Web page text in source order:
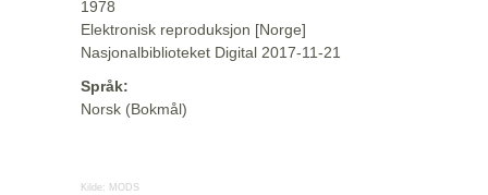
1978
Elektronisk reproduksjon [Norge]
Nasjonalbiblioteket Digital 2017-11-21
Språk:
Norsk (Bokmål)
Kilde: MODS